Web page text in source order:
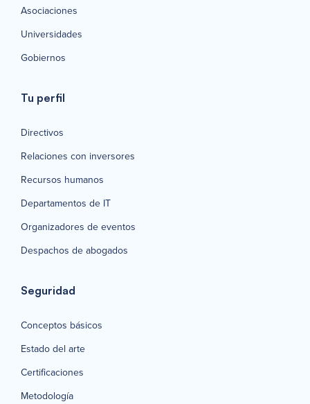
Asociaciones
Universidades
Gobiernos
Tu perfil
Directivos
Relaciones con inversores
Recursos humanos
Departamentos de IT
Organizadores de eventos
Despachos de abogados
Seguridad
Conceptos básicos
Estado del arte
Certificaciones
Metodología